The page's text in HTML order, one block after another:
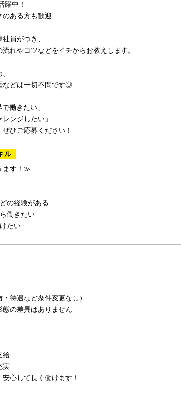
躍中！
ある方も歓迎
員がつき、
れやコツなどをイチからお教えします。
などは一切不問です◎
働きたい」
レンジしたい」
ひご応募ください！
ル
ます！≫
の経験がある
働きたい
たい
待遇など条件変更なし）
の差異はありません
給
実
心して長く働けます！